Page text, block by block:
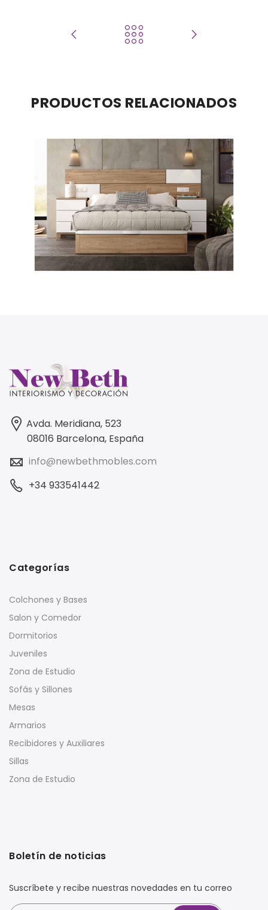
PRODUCTOS RELACIONADOS
Avda. Meridiana, 523
08016 Barcelona, España
info@newbethmobles.com
+34 933541442
Categorías
Colchones y Bases
Salon y Comedor
Dormitorios
Juveniles
Zona de Estudio
Sofás y Sillones
Mesas
Armarios
Recibidores y Auxiliares
Sillas
Zona de Estudio
Boletín de noticias
Suscríbete y recibe nuestras novedades en tu correo